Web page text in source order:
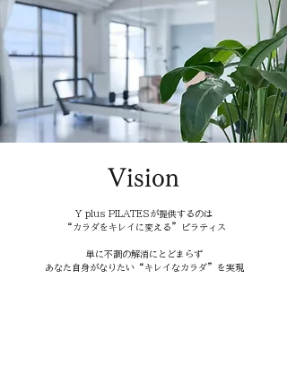
Vision
Y plus PILATESが提供するのは
​“カラダをキレイに変える”ピラティス
単に不調の解消にとどまらず
あなた自身がなりたい“キレイなカラダ”を実現